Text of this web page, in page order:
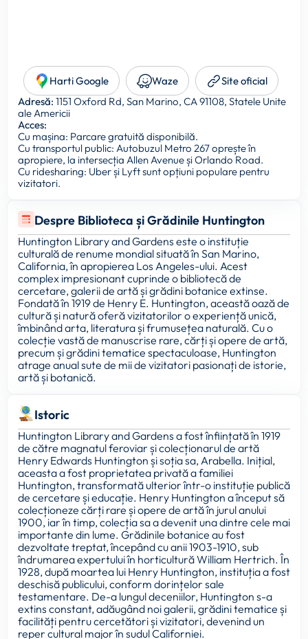
Despre Biblioteca și Grădinile Huntington
Huntington Library and Gardens este o instituție
culturală de renume mondial situată în San Marino,
California, în apropierea Los Angeles-ului. Acest
complex impresionant cuprinde o bibliotecă de
cercetare, galerii de artă și grădini botanice extinse.
Fondată în 1919 de Henry E. Huntington, această oază de
cultură și natură oferă vizitatorilor o experiență unică,
îmbinând arta, literatura și frumusețea naturală. Cu o
colecție vastă de manuscrise rare, cărți și opere de artă,
precum și grădini tematice spectaculoase, Huntington
atrage anual sute de mii de vizitatori pasionați de istorie,
artă și botanică.
Istoric
Huntington Library and Gardens a fost înființată în 1919
de către magnatul feroviar și colecționarul de artă
Henry Edwards Huntington și soția sa, Arabella. Inițial,
aceasta a fost proprietatea privată a familiei
Huntington, transformată ulterior într-o instituție publică
de cercetare și educație. Henry Huntington a început să
colecționeze cărți rare și opere de artă în jurul anului
1900, iar în timp, colecția sa a devenit una dintre cele mai
importante din lume. Grădinile botanice au fost
dezvoltate treptat, începând cu anii 1903-1910, sub
îndrumarea expertului în horticultură William Hertrich. În
1928, după moartea lui Henry Huntington, instituția a fost
deschisă publicului, conform dorințelor sale
testamentare. De-a lungul deceniilor, Huntington s-a
extins constant, adăugând noi galerii, grădini tematice și
facilități pentru cercetători și vizitatori, devenind un
reper cultural major în sudul Californiei.
Harti Google Waze
Site oficial
Adresă: 1151 Oxford Rd, San Marino, CA 91108, Statele Unite
ale Americii
Acces:
Cu mașina: Parcare gratuită disponibilă.
Cu transportul public: Autobuzul Metro 267 oprește în
apropiere, la intersecția Allen Avenue și Orlando Road.
Cu ridesharing: Uber și Lyft sunt opțiuni populare pentru
vizitatori.